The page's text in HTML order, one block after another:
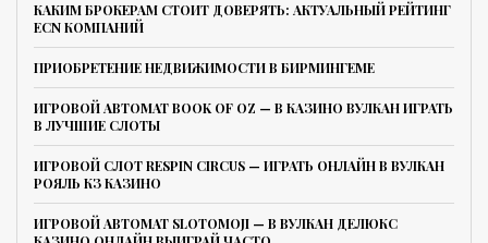
КАКИМ БРОКЕРАМ СТОИТ ДОВЕРЯТЬ: АКТУАЛЬНЫЙ РЕЙТИНГ
ECN КОМПАНИЙ
ПРИОБРЕТЕНИЕ НЕДВИЖИМОСТИ В БИРМИНГЕМЕ
ИГРОВОЙ АВТОМАТ BOOK OF OZ — В КАЗИНО ВУЛКАН ИГРАТЬ
В ЛУЧШИЕ СЛОТЫ
ИГРОВОЙ СЛОТ RESPIN CIRCUS — ИГРАТЬ ОНЛАЙН В ВУЛКАН
РОЯЛЬ КЗ КАЗИНО
ИГРОВОЙ АВТОМАТ SLOTOMOJI — В ВУЛКАН ДЕЛЮКС